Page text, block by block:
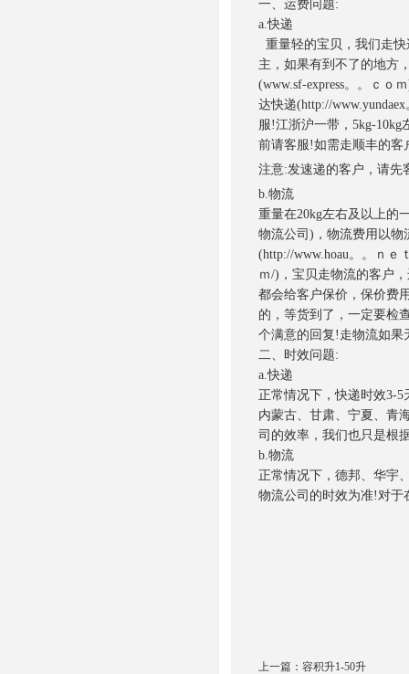
一、运费问题:
a.快递
重量轻的宝贝，我们走
主，如果有到不了的地方
(www.sf-express。。ｃｏ
达快递(http://
服!江浙沪一带，5kg-10kg
前请客服!如需走顺丰的客
注意:发速递的客户，请先
b.物流
重量在20kg左右及以上的
物流公司)，物流费用以物
(http://www.hoau。。ｎｅ
ｍ/)，宝贝走物流的客户
都会给客户保价，保价费
的，等货到了，一定要检
个满意的回复!走物流如果
二、时效问题:
a.快递
正常情况下，快递时效3-
内蒙古、甘肃、宁夏、青
司的效率，我们也只是根
b.物流
正常情况下，德邦、华宇
物流公司的时效为准!对于
上一篇： 容积升1-50升